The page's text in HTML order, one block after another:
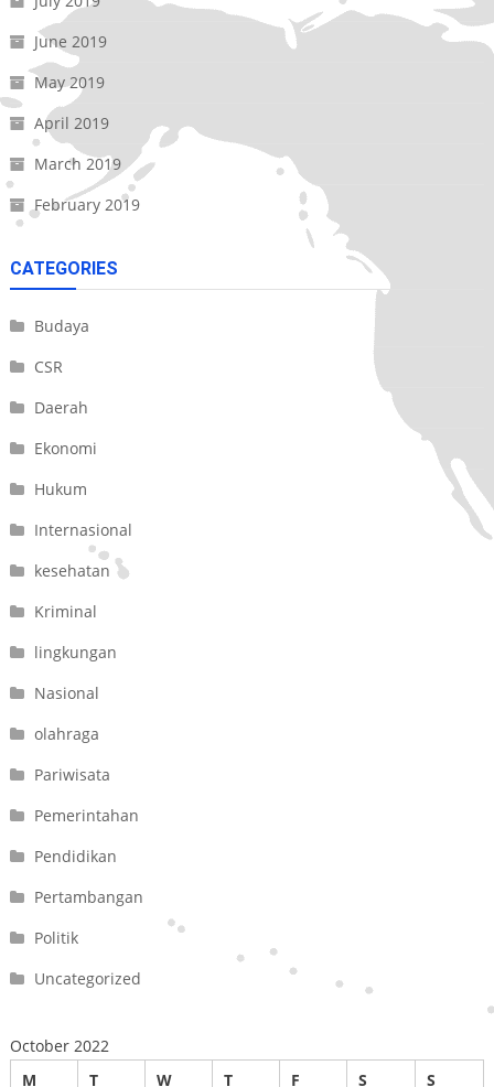
June 2019
May 2019
April 2019
March 2019
February 2019
CATEGORIES
Budaya
CSR
Daerah
Ekonomi
Hukum
Internasional
kesehatan
Kriminal
lingkungan
Nasional
olahraga
Pariwisata
Pemerintahan
Pendidikan
Pertambangan
Politik
Uncategorized
October 2022
M
T W T F S S